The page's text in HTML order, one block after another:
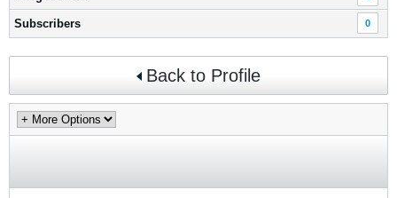
Subscribers 0
Back to Profile